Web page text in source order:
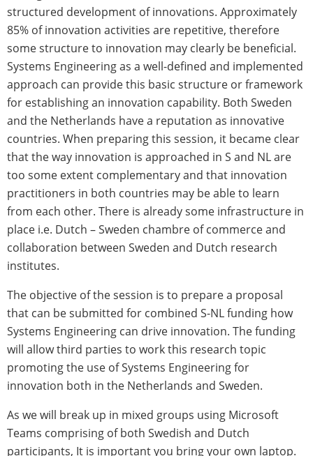
structured development of innovations. Approximately
85% of innovation activities are repetitive, therefore
some structure to innovation may clearly be beneficial.
Systems Engineering as a well-defined and implemented
approach can provide this basic structure or framework
for establishing an innovation capability. Both Sweden
and the Netherlands have a reputation as innovative
countries. When preparing this session, it became clear
that the way innovation is approached in S and NL are
too some extent complementary and that innovation
practitioners in both countries may be able to learn
from each other. There is already some infrastructure in
place i.e. Dutch – Sweden chambre of commerce and
collaboration between Sweden and Dutch research
institutes.
The objective of the session is to prepare a proposal
that can be submitted for combined S-NL funding how
Systems Engineering can drive innovation. The funding
will allow third parties to work this research topic
promoting the use of Systems Engineering for
innovation both in the Netherlands and Sweden.
As we will break up in mixed groups using Microsoft
Teams comprising of both Swedish and Dutch
participants, It is important you bring your own laptop.